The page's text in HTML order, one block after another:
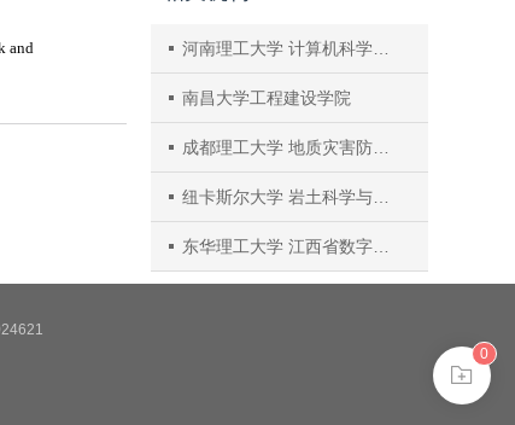
河南理工大学 计算机科学与技术学院
南昌大学工程建设学院
成都理工大学 地质灾害防治与地质环境保护国家重点实验室
纽卡斯尔大学 岩土科学与工程卓越研究中心
东华理工大学 江西省数字国土重点实验室
0